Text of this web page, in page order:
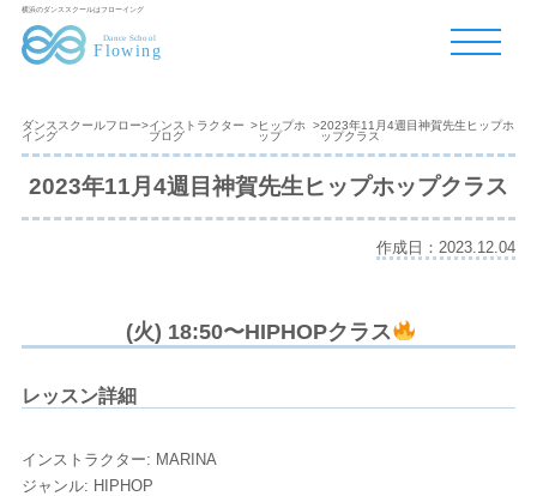
横浜のダンススクールはフローイング
ダンススクールフロー
イング
>インストラクター
ブログ
>ヒップホ
ップ
>2023年11月4週目神賀先生ヒップホ
ップクラス
2023年11月4週目神賀先生ヒップホップクラス
作成日：2023.12.04
(火) 18:50〜HIPHOPクラス
レッスン詳細
インストラクター: MARINA
ジャンル: HIPHOP